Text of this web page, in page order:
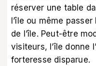
réserver une table
l’île ou même
de l’île. Peut-être
visiteurs, l’île donne
forteresse disparue.